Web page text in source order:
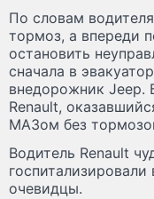
По словам
тормоз, а впереди
остановить
сначала в
внедорожник Jeep.
Renault,
МАЗом без
Водитель Renault
очевидцы.